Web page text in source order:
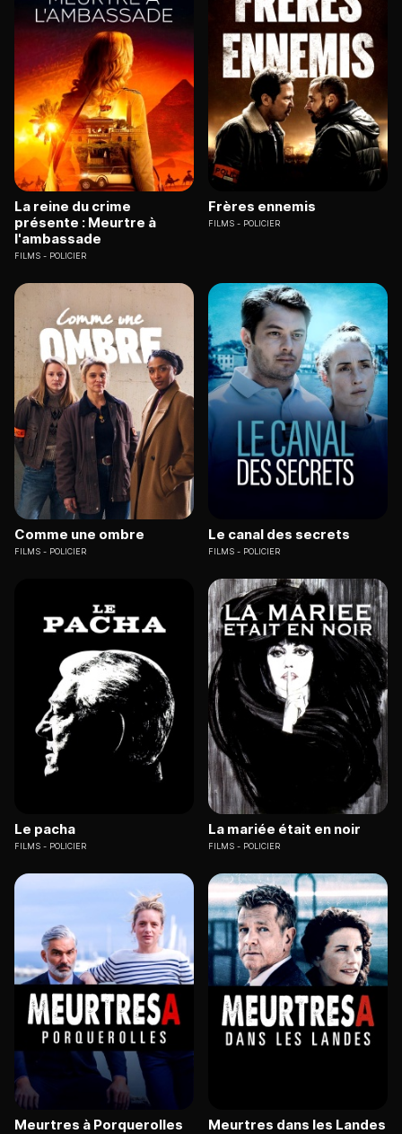
La reine du crime
présente : Meurtre à
l'ambassade
FILMS POLICIER
Frères ennemis
FILMS POLICIER
Comme une ombre
FILMS POLICIER
Le canal des secrets
FILMS POLICIER
Le pacha
FILMS POLICIER
La mariée était en noir
FILMS POLICIER
Meurtres à Porquerolles Meurtres dans les Landes